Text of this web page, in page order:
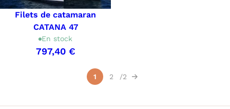
Filets de catamaran
CATANA 47
En stock
797,40 €
Affichage 1-15 de 23 article(s)
1 2 2
Suivant